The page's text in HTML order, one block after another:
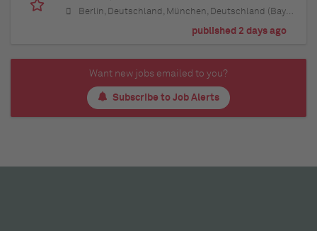
Berlin, Deutschland, München, Deutschland (Bayern), Hamburg, Deutschland, Düsseldorf, Deutschland (Nordrhein-Westfalen), Köln, Deutschland (Nordrhein-Westfalen), Essen, Deutschland (Nordrhein-Westfalen), Dortmund, Deutschland (Nordrhein-Westfalen), Stuttgart, Deutschland (Baden-Württemberg), Heilbronn, Deutschland (Baden-Württemberg), Hannover, Deutschland (Niedersachsen), Rostock, Deutschland (Mecklenburg-Vorpommern), Kiel, Deutschland (Schleswig-Holstein), Augsburg, Deutschland (Bayern), Nürnberg, Deutschland (Bayern), Frankfurt am Main, Deutschland (Hessen), Bremen, Deutschland, Schwerin, Deutschland (Mecklenburg-Vorpommern), Mainz, Deutschland (Rheinland-Pfalz), Saarbrücken, Deutschland (Saarland), Dresden, Deutschland (Sachsen), Magdeburg, Deutschland (Sachsen-Anhalt), Potsdam, Deutschland (Brandenburg), Erfurt, Deutschland (Thüringen), Würzburg, Deutschland (Bayern), Heilbronn, Deutschland (Baden-Württemberg), Leipzig, Deutschland (Sachsen)
published 2 days ago
Want new jobs emailed to you?
Subscribe to Job Alerts